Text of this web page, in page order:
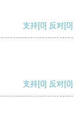
支持[0] 反对[0]
支持[0] 反对[0]